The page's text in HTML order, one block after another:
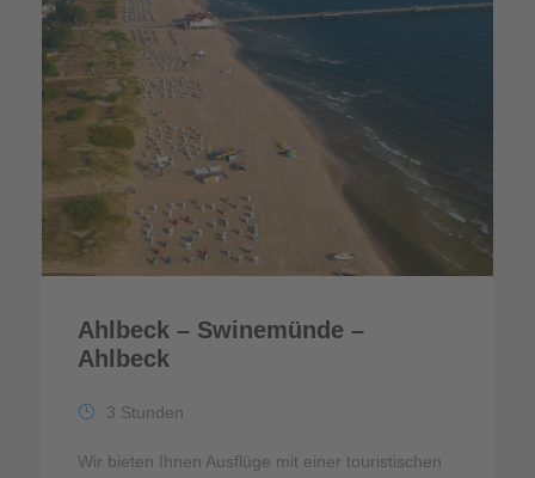
Ahlbeck – Swinemünde –
Ahlbeck
3 Stunden
Wir bieten Ihnen Ausflüge mit einer touristischen